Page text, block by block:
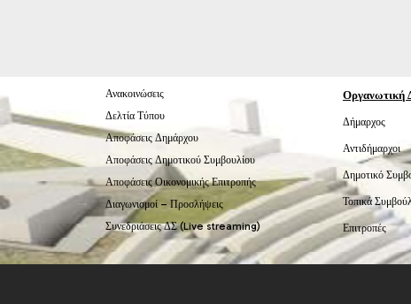
Ανακοινώσεις
Δελτία Τύπου
Αποφάσεις Δημάρχου
Αποφάσεις Δημοτικού Συμβουλίου
Αποφάσεις Οικονομικής Επιτροπής
Διαγωνισμοί – Προσλήψεις
Συνεδριάσεις ΔΣ (Live streaming)
Οργανωτική
Δήμαρχος
Αντιδήμαρχοι
Δημοτικό
Τοπικά
Επιτροπές